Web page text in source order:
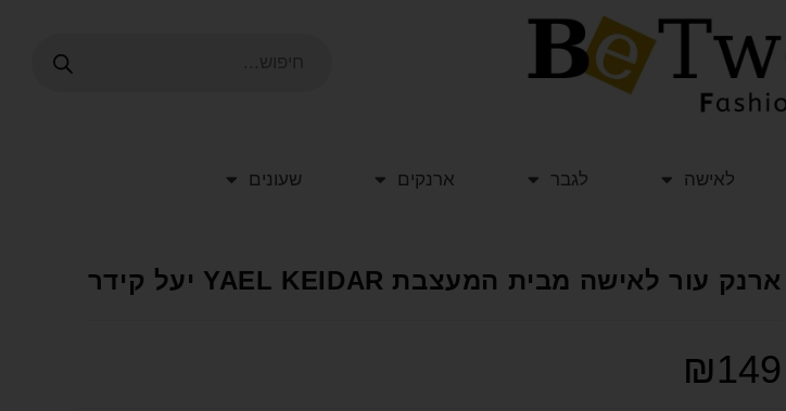
לאישה לגבר ארנקים שעונים
ארנק עור לאישה מבית המעצבת YAEL KEIDAR יעל קידר
₪149